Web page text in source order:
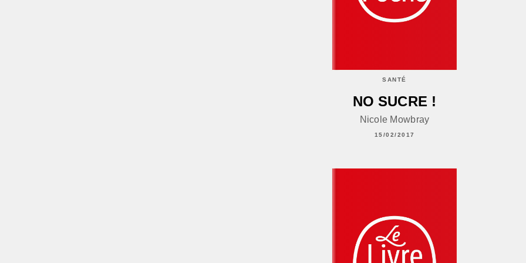
SANTÉ
NO SUCRE !
Nicole Mowbray
15/02/2017